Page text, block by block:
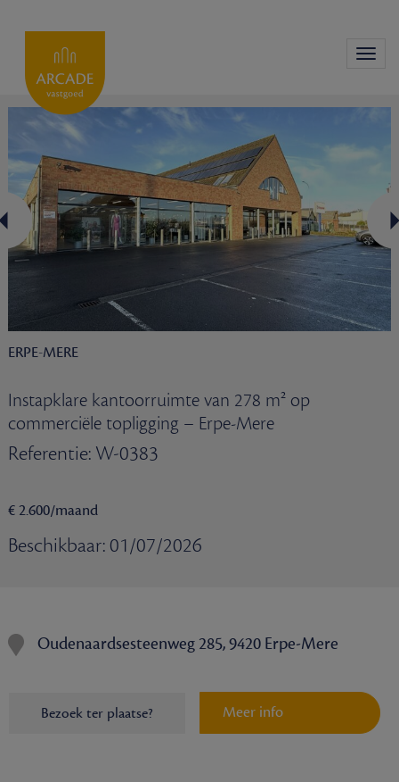
ERPE-MERE
Instapklare kantoorruimte van 278 m² op
commerciële topligging – Erpe-Mere
Referentie: W-0383
€ 2.600/maand
Beschikbaar: 01/07/2026
Oudenaardsesteenweg 285, 9420 Erpe-Mere
Bezoek ter plaatse? Meer info